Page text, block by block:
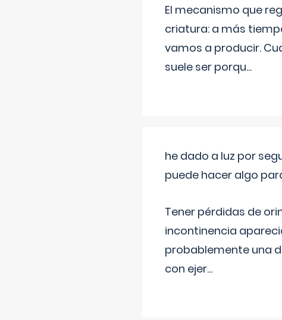
El mecanismo que
criatura: a más
vamos a producir.
suele ser porqu...
he dado a luz por
puede hacer algo
Tener pérdidas de
incontinencia
probablemente una
con ejer...